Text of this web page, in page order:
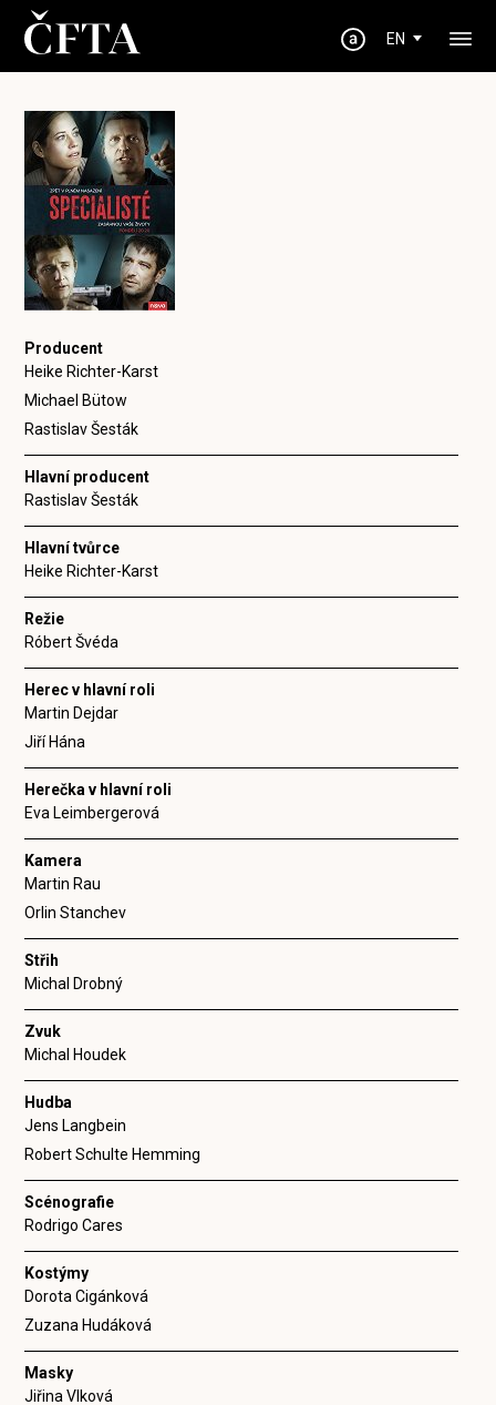
EN
Producent
Heike Richter-Karst
Michael Bütow
Rastislav Šesták
Hlavní producent
Rastislav Šesták
Hlavní tvůrce
Heike Richter-Karst
Režie
Róbert Švéda
Herec v hlavní roli
Martin Dejdar
Jiří Hána
Herečka v hlavní roli
Eva Leimbergerová
Kamera
Martin Rau
Orlin Stanchev
Střih
Michal Drobný
Zvuk
Michal Houdek
Hudba
Jens Langbein
Robert Schulte Hemming
Scénografie
Rodrigo Cares
Kostýmy
Dorota Cigánková
Zuzana Hudáková
Masky
Jiřina Vlková